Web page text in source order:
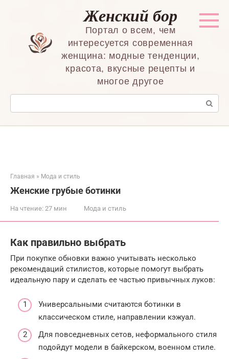
Женский бор
Портал о всем, чем
интересуется современная
женщина: модные тенденции,
красота, вкусные рецепты и
многое другое
Поиск:
Главная » Мода и стиль
Женские грубые ботинки
На чтение: 27 мин Мода и стиль
Как правильно выбрать
При покупке обновки важно учитывать несколько
рекомендаций стилистов, которые помогут выбрать
идеальную пару и сделать ее частью привычных луков:
Универсальными считаются ботинки в
классическом стиле, направлении кэжуал.
Для повседневных сетов, неформального стиля
подойдут модели в байкерском, военном стиле.